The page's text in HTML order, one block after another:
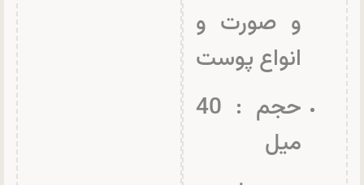
و صورت و
انواع پوست
حجم : 40
میل